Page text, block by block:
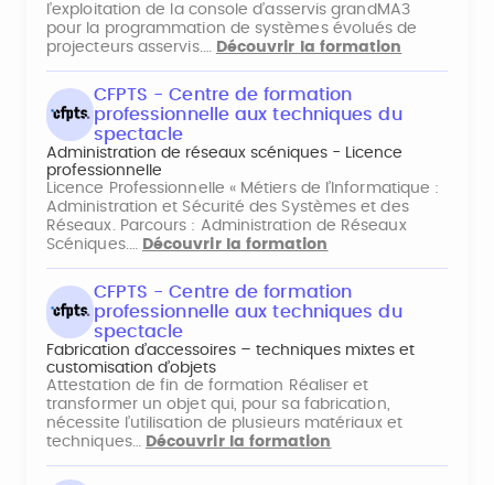
l’exploitation de la console d’asservis grandMA3
pour la programmation de systèmes évolués de
projecteurs asservis.…
Découvrir la formation
CFPTS - Centre de formation
professionnelle aux techniques du
spectacle
Administration de réseaux scéniques - Licence
professionnelle
Licence Professionnelle « Métiers de l’Informatique :
Administration et Sécurité des Systèmes et des
Réseaux. Parcours : Administration de Réseaux
Scéniques.…
Découvrir la formation
CFPTS - Centre de formation
professionnelle aux techniques du
spectacle
Fabrication d’accessoires – techniques mixtes et
customisation d’objets
Attestation de fin de formation Réaliser et
transformer un objet qui, pour sa fabrication,
nécessite l’utilisation de plusieurs matériaux et
techniques…
Découvrir la formation